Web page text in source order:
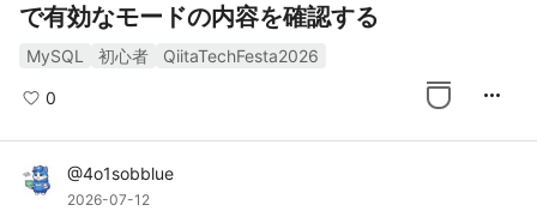
で有効なモードの内容を確認する
MySQL 初心者 QiitaTechFesta2026
0 more_horiz
@4o1sobblue
2026-07-12